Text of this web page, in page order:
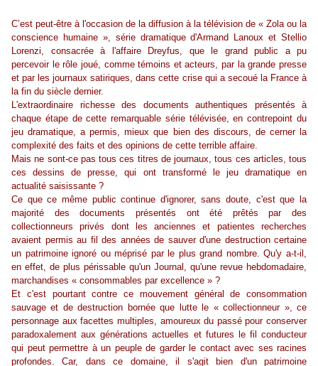
C’est peut-être à l'occasion de la diffusion à la télévision de « Zola ou la
conscience humaine », série dramatique d'Armand Lanoux et Stellio
Lorenzi, consacrée à l'affaire Dreyfus, que le grand public a pu
percevoir le rôle joué, comme témoins et acteurs, par la grande presse
et par les journaux satiriques, dans cette crise qui a secoué la France à
la fin du siècle dernier.
L'extraordinaire richesse des documents authentiques présentés à
chaque étape de cette remarquable série télévisée, en contrepoint du
jeu dramatique, a permis, mieux que bien des discours, de cerner la
complexité des faits et des opinions de cette terrible affaire.
Mais ne sont-ce pas tous ces titres de journaux, tous ces articles, tous
ces dessins de presse, qui ont transformé le jeu dramatique en
actualité saisissante ?
Ce que ce même public continue d'ignorer, sans doute, c'est que la
majorité des documents présentés ont été prêtés par des
collectionneurs privés dont les anciennes et patientes recherches
avaient permis au fil des années de sauver d'une destruction certaine
un patrimoine ignoré ou méprisé par le plus grand nombre. Qu'y a-t-il,
en effet, de plus périssable qu'un Journal, qu'une revue hebdomadaire,
marchandises « consommables par excellence » ?
Et c'est pourtant contre ce mouvement général de consommation
sauvage et de destruction bornée que lutte le « collectionneur », ce
personnage aux facettes multiples, amoureux du passé pour conserver
paradoxalement aux générations actuelles et futures le fil conducteur
qui peut permettre à un peuple de garder le contact avec ses racines
profondes. Car, dans ce domaine, il s'agit bien d'un patrimoine